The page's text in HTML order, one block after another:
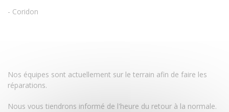
- Coridon
Nos équipes sont actuellement sur le terrain afin de faire les
réparations.
Nous vous tiendrons informé de l'heure du retour à la normale.